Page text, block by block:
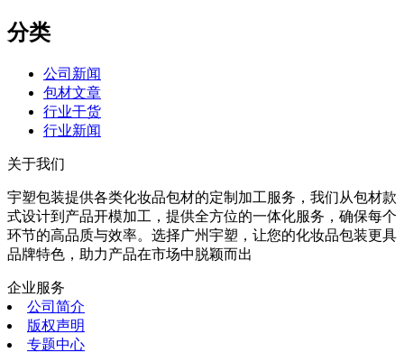
分类
公司新闻
包材文章
行业干货
行业新闻
关于我们
宇塑包装提供各类化妆品包材的定制加工服务，我们从包材款
式设计到产品开模加工，提供全方位的一体化服务，确保每个
环节的高品质与效率。选择广州宇塑，让您的化妆品包装更具
品牌特色，助力产品在市场中脱颖而出
企业服务
公司简介
版权声明
专题中心